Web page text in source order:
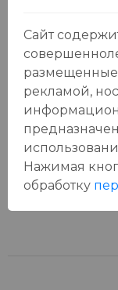
Отзывы:
У данного
Сайт
размещенные
рекламой,
Нажимая
обработку